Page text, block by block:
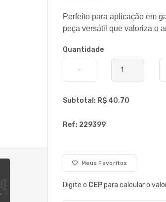
Perfeito para aplicação em
peça versátil que valoriza o
Quantidade
-
Subtotal: R$ 40,70
Ref: 229399
Meus Favoritos
Digite o CEPpara calcular o